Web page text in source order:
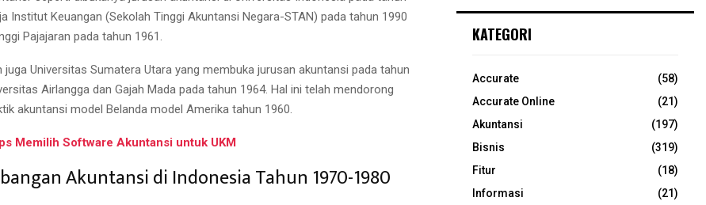
Institut Keuangan (Sekolah Tinggi Akuntansi Negara-STAN) pada tahun 1990
Pajajaran pada tahun 1961.
juga Universitas Sumatera Utara yang membuka jurusan akuntansi pada tahun
Airlangga dan Gajah Mada pada tahun 1964. Hal ini telah mendorong
akuntansi model Belanda model Amerika tahun 1960.
Memilih Software Akuntansi untuk UKM
Akuntansi di Indonesia Tahun 1970-1980
KATEGORI
Accurate
(58)
Accurate Online
(21)
Akuntansi
(197)
Bisnis
(319)
Fitur
(18)
Informasi
(21)